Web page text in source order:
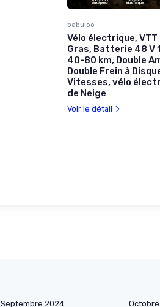
babuloo
Vélo électrique, VTT
Gras, Batterie 48 V
40-80 km, Double
Double Frein à
Vitesses, vélo
de Neige
Voir le détail
Septembre 2024